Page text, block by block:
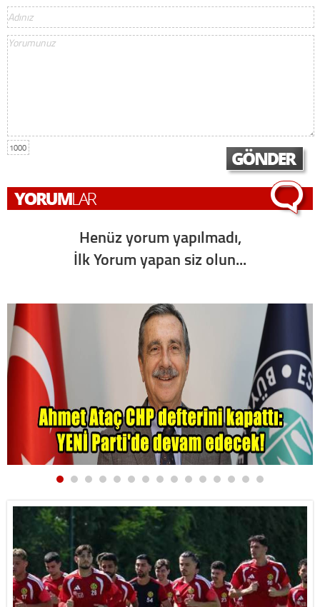
1000
Henüz yorum yapılmadı,
İlk Yorum yapan siz olun...